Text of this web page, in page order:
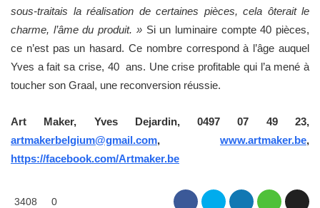
sous-traitais la réalisation de certaines pièces, cela ôterait le
charme, l’âme du produit. » Si un luminaire compte 40 pièces,
ce n’est pas un hasard. Ce nombre correspond à l’âge auquel
Yves a fait sa crise, 40 ans. Une crise profitable qui l’a mené à
toucher son Graal, une reconversion réussie.
Art Maker, Yves Dejardin, 0497 07 49 23,
artmakerbelgium@gmail.com, www.artmaker.be,
https://facebook.com/Artmaker.be
3408 0